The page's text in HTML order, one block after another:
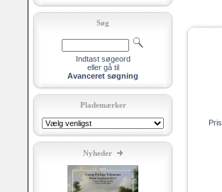
Søg
Indtast søgeord
eller gå til
Avanceret søgning
Plademærker
Nyheder